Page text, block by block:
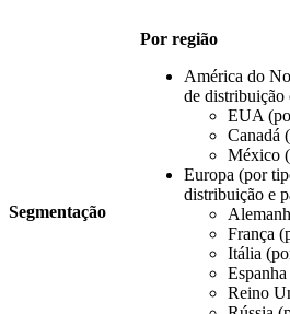
Segmentação
Por região
América do
de distribuição
EUA
Canadá
México
Europa (por
distribuição e
França
Itália
Reino